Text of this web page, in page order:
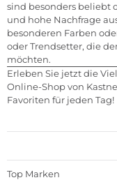
sind besonders beliebt
und hohe Nachfrage
besonderen Farben
oder Trendsetter, die
möchten.
Erleben Sie jetzt die
Online-Shop von
Favoriten für jeden Tag!
Top Marken